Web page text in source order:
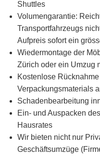
Shuttles
Volumengarantie:
Transportfahrzeugs
Aufpreis sofort ein
Wiedermontage der
Zürich oder ein Umzug
Kostenlose
Verpackungsmaterials
Schadenbearbeitung
Ein- und Auspacken
Hausrates
Wir bieten nicht nur
Geschäftsumzüge